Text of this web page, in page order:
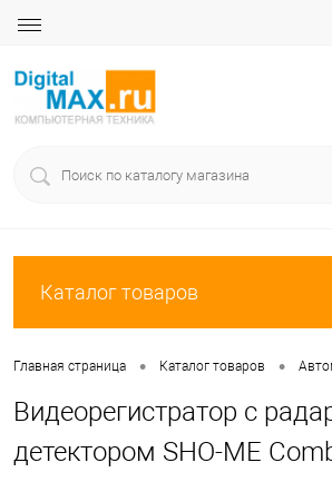
Каталог товаров
Главная страница • Каталог товаров •
Видеорегистратор с
детектором SHO-ME